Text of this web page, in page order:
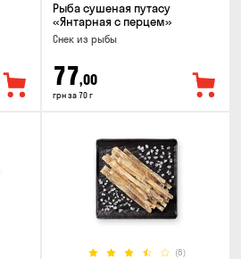
Рыба сушеная путасу
«Янтарная с перцем»
Снек из рыбы
77,00
грн за 70 г
(8)